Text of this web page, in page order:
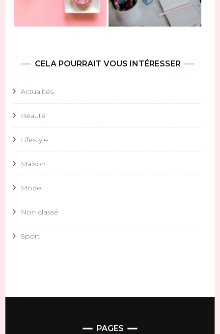
CELA POURRAIT VOUS INTÉRESSER
Actualités
Beauté
Lifestyle
Maison
Mode
Non classé
Sport
PAGES